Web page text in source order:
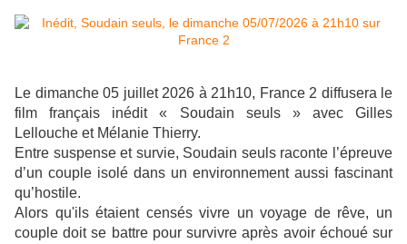
Le dimanche 05 juillet 2026 à 21h10, France 2 diffusera le
film français inédit « Soudain seuls » avec Gilles
Lellouche et Mélanie Thierry.
Entre suspense et survie, Soudain seuls raconte l’épreuve
d’un couple isolé dans un environnement aussi fascinant
qu’hostile.
Alors qu'ils étaient censés vivre un voyage de rêve, un
couple doit se battre pour survivre après avoir échoué sur